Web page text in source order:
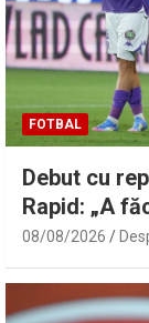
FOTBAL
Debut cu
Rapid: „A
08/08/2026